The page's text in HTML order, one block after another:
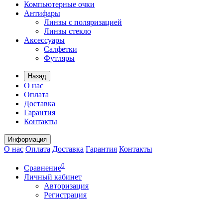
Компьютерные очки
Антифары
Линзы с поляризацией
Линзы стекло
Аксессуары
Салфетки
Футляры
Назад
О нас
Оплата
Доставка
Гарантия
Контакты
Информация
О нас Оплата Доставка Гарантия Контакты
Сравнение0
Личный кабинет
Авторизация
Регистрация